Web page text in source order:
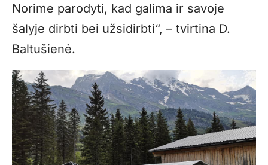
Norime parodyti, kad galima ir savoje
šalyje dirbti bei užsidirbti“, – tvirtina D.
Baltušienė.